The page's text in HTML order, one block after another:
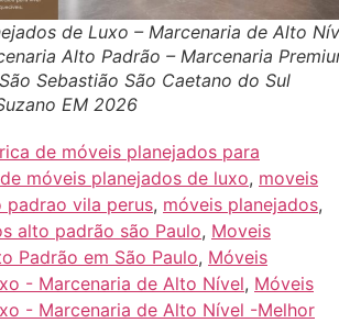
de Luxo – Marcenaria de Alto
Alto Padrão – Marcenaria
Sebastião São Caetano do Sul
EM 2026
de móveis planejados para
móveis planejados de luxo, moveis
padrao vila perus, móveis planejados,
alto padrão são Paulo, Moveis
Padrão em São Paulo, Móveis
- Marcenaria de Alto Nível, Móveis
- Marcenaria de Alto Nível -Melhor